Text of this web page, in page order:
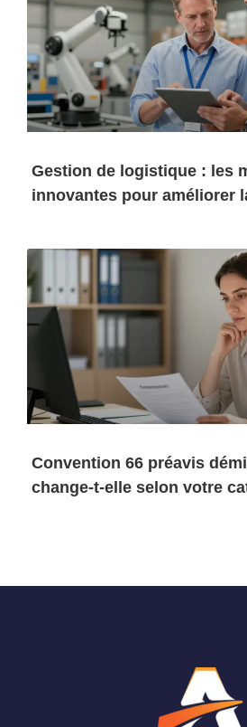
Gestion de logistique : les
innovantes pour améliorer
Convention 66 préavis
change-t-elle selon votre